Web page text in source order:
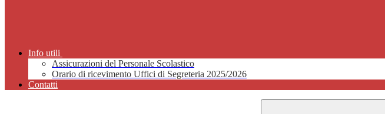
Info utili
Assicurazioni del Personale Scolastico
Orario di ricevimento Uffici di Segreteria 2025/2026
Contatti